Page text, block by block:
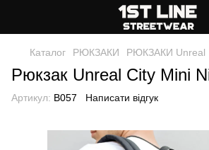
Каталог РЮКЗАКИ РЮКЗАКИ Unreal
Рюкзак Unreal City Mini
Артикул: B057 Написати відгук